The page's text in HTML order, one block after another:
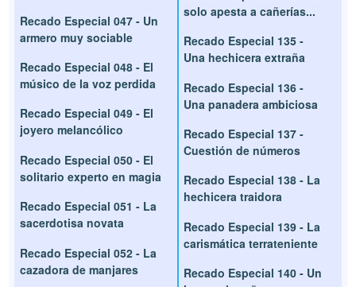
Recado Especial 047 - Un
armero muy sociable
Recado Especial 048 - El
músico de la voz perdida
Recado Especial 049 - El
joyero melancólico
Recado Especial 050 - El
solitario experto en magia
Recado Especial 051 - La
sacerdotisa novata
Recado Especial 052 - La
cazadora de manjares
solo apesta a cañerías...
Recado Especial 135 -
Una hechicera extraña
Recado Especial 136 -
Una panadera ambiciosa
Recado Especial 137 -
Cuestión de números
Recado Especial 138 - La
hechicera traidora
Recado Especial 139 - La
carismática terrateniente
Recado Especial 140 - Un